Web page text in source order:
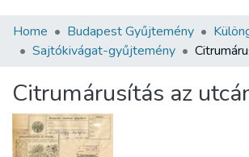
Communities & Collections
Statistics
About us
Home Budapest Gyűjtemény
Sajtókivágat-gyűjtemény
Citrumárusítás az